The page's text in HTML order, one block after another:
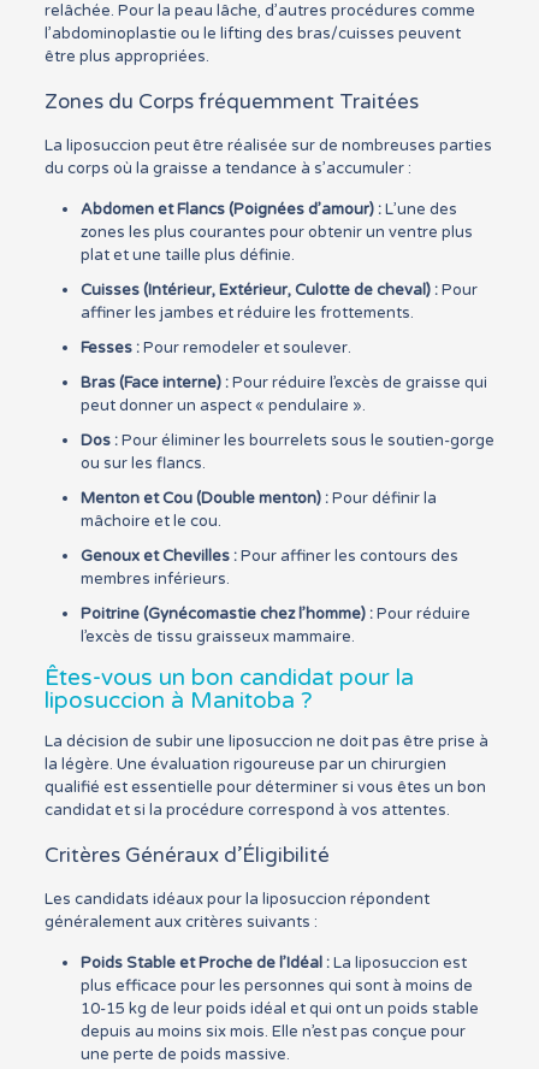
relâchée. Pour la peau lâche, d’autres procédures comme
l’abdominoplastie ou le lifting des bras/cuisses peuvent
être plus appropriées.
Zones du Corps fréquemment Traitées
La liposuccion peut être réalisée sur de nombreuses parties
du corps où la graisse a tendance à s’accumuler :
Abdomen et Flancs (Poignées d’amour) :L’une des
zones les plus courantes pour obtenir un ventre plus
plat et une taille plus définie.
Cuisses (Intérieur, Extérieur, Culotte de cheval) :Pour
affiner les jambes et réduire les frottements.
Fesses :Pour remodeler et soulever.
Bras (Face interne) :Pour réduire l’excès de graisse qui
peut donner un aspect « pendulaire ».
Dos :Pour éliminer les bourrelets sous le soutien-gorge
ou sur les flancs.
Menton et Cou (Double menton) :Pour définir la
mâchoire et le cou.
Genoux et Chevilles :Pour affiner les contours des
membres inférieurs.
Poitrine (Gynécomastie chez l’homme) :Pour réduire
l’excès de tissu graisseux mammaire.
Êtes-vous un bon candidat pour la
liposuccion à Manitoba ?
La décision de subir une liposuccion ne doit pas être prise à
la légère. Une évaluation rigoureuse par un chirurgien
qualifié est essentielle pour déterminer si vous êtes un bon
candidat et si la procédure correspond à vos attentes.
Critères Généraux d’Éligibilité
Les candidats idéaux pour la liposuccion répondent
généralement aux critères suivants :
Poids Stable et Proche de l’Idéal :La liposuccion est
plus efficace pour les personnes qui sont à moins de
10-15 kg de leur poids idéal et qui ont un poids stable
depuis au moins six mois. Elle n’est pas conçue pour
une perte de poids massive.